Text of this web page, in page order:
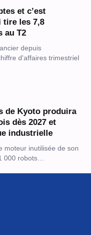
et c’est
tire les 7,8
au T2
depuis
d'affaires trimestriel
de Kyoto produira
dès 2027 et
industrielle
moteur inutilisée de son
000 robots…